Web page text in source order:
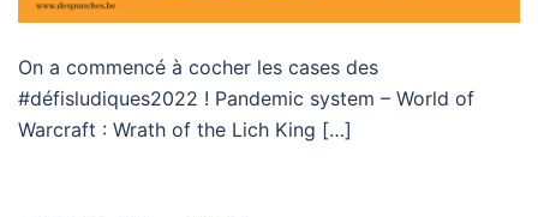
On a commencé à cocher les cases des
#défisludiques2022 ! Pandemic system – World of
Warcraft : Wrath of the Lich King […]